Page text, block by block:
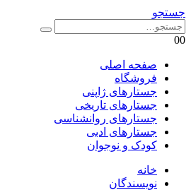
جستجو
00
صفحه اصلی
فروشگاه
جستارهای ژاپنی
جستارهای تاریخی
جستارهای روانشناسی
جستارهای ادبی
کودک و نوجوان
خانه
نویسندگان